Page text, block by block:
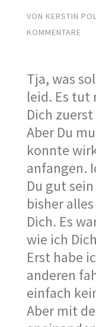
VON KERSTIN
KOMMENTARE
Tja, was
leid. Es tut
Dich
Aber Du
konnte
anfangen.
Du gut
bisher
Dich. Es
wie ich
Erst habe
anderen
einfach
Aber mit